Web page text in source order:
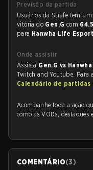
Previsão da partida
Usuários da Strafe tem
vitória do Gen.G com
para Hanwha Life
Onde assistir
Assista Gen.G vs
Twitch and Youtube. Para
Calendário de partidas
Acompanhe toda a ação
como as VODs, destaques
COMENTÁRIO(3)